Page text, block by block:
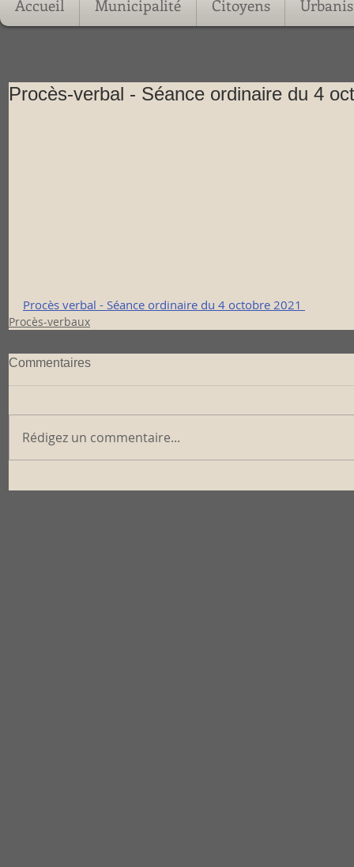
Accueil Municipalité Citoyens
Procès-verbal - Séance ordinaire du 4
Procès verbal - Séance ordinaire du 4 octobre 2021
Procès-verbaux
Commentaires
Rédigez un commentaire...